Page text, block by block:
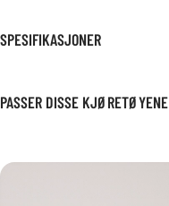
SPESIFIKASJONER
PASSER DISSE KJØRETØYENE